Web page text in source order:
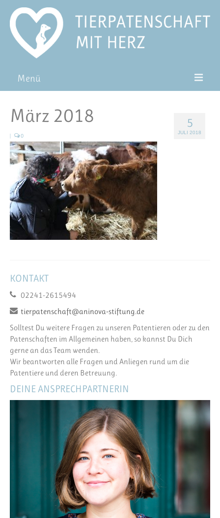
Menü
Pat*in werden
Patenschaft verschenken
Blog
FAQ
5
JULI 2018
März 2018
| 0
KONTAKT
02241-2615494
tierpatenschaft@aninova-stiftung.de
Solltest Du weitere Fragen zu unseren Patentieren oder zu den
Patenschaften im Allgemeinen haben, so kannst Du Dich
gerne an das Team wenden.
Wir beantworten alle Fragen und Anliegen rund um die
Patentiere und deren Betreuung.
DEINE ANSPRECHPARTNERIN